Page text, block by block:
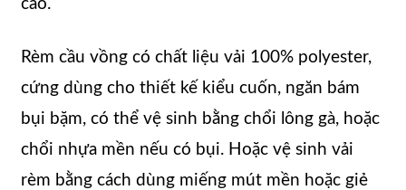
cao.
Rèm cầu vồng có chất liệu vải 100% polyester,
cứng dùng cho thiết kế kiểu cuốn, ngăn bám
bụi bặm, có thể vệ sinh bằng chổi lông gà, hoặc
chổi nhựa mền nếu có bụi. Hoặc vệ sinh vải
rèm bằng cách dùng miếng mút mền hoặc giẻ